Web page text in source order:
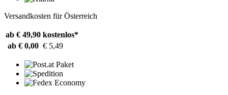
Versandkosten für Österreich
ab € 49,90 kostenlos*
ab € 0,00 € 5,49